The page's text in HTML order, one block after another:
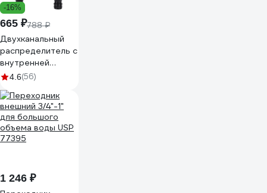
-16%
665 ₽788 ₽
Двухканальный
распределитель с
внутренней
резьбой GRINDA
3/4"-1" 8-
426312_z02
4.6(56)
1 246 ₽